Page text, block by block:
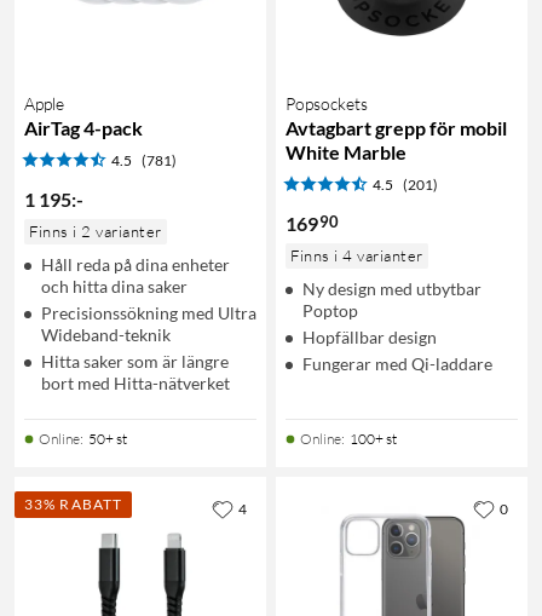
Apple
AirTag 4-pack
4.5 (781)
1 195:-
Finns i 2 varianter
Håll reda på dina enheter
och hitta dina saker
Precisionssökning med Ultra
Wideband-teknik
Hitta saker som är längre
bort med Hitta-nätverket
Online: 50+ st
Popsockets
Avtagbart grepp för mobil
White Marble
4.5 (201)
16990
Finns i 4 varianter
Ny design med utbytbar
Poptop
Hopfällbar design
Fungerar med Qi-laddare
Online: 100+ st
33% RABATT 4 0